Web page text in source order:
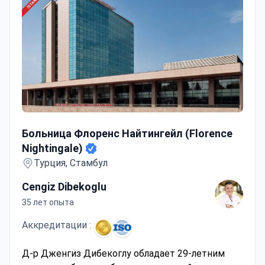
Больница Флоренс Найтингейл (Florence
Nightingale)
Турция, Стамбул
Cengiz Dibekoglu
35 лет опыта
Аккредитации :
Д-р Дженгиз Дибекоглу обладает 29-летним